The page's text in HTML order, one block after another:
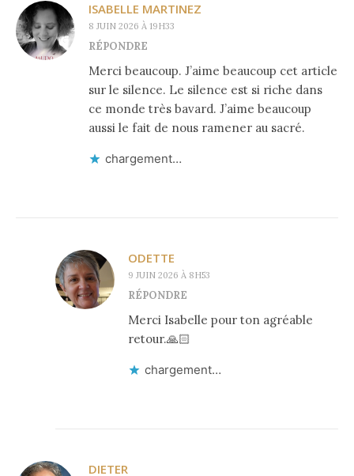
ISABELLE MARTINEZ
8 JUIN 2026 À 19H33
RÉPONDRE
Merci beaucoup. J’aime beaucoup cet article
sur le silence. Le silence est si riche dans
ce monde très bavard. J’aime beaucoup
aussi le fait de nous ramener au sacré.
chargement…
ODETTE
9 JUIN 2026 À 8H53
RÉPONDRE
Merci Isabelle pour ton agréable
retour.🙏🏻
chargement…
DIETER